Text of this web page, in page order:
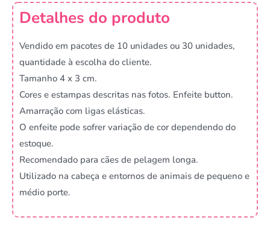
Detalhes do produto
Vendido em pacotes de 10 unidades ou 30 unidades,
quantidade à escolha do cliente.
Tamanho 4 x 3 cm.
Cores e estampas descritas nas fotos. Enfeite button.
Amarração com ligas elásticas.
O enfeite pode sofrer variação de cor dependendo do
estoque.
Recomendado para cães de pelagem longa.
Utilizado na cabeça e entornos de animais de pequeno e
médio porte.